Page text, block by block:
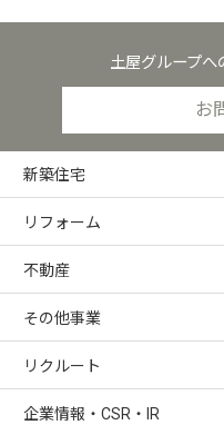
土屋グループへ
お
新築住宅
土屋ホーム
CARDINAL HOUSE
LIZNAS
リフォーム
土屋ホームトピア
不動産
土屋ホーム不動産
その他事業
土屋ホームレジデンス
土屋ソーラーファクトリー
リクルート
企業情報・CSR・IR